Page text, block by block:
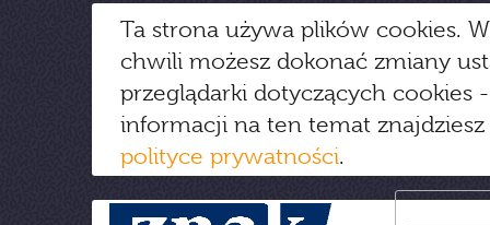
Ta strona używa plików cookies.
chwili możesz dokonać zmiany
przeglądarki dotyczących cookies
informacji na ten temat
polityce prywatności.